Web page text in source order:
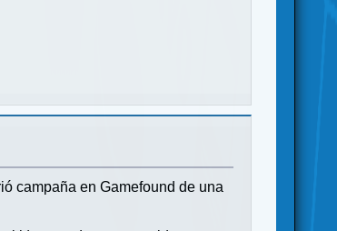
campaña en Gamefound de una